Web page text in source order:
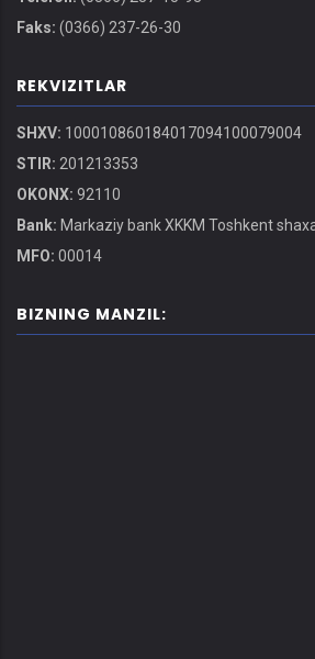
Faks: (0366) 237-26-30
REKVIZITLAR
SHXV: 100010860184017094100079004
STIR: 201213353
OKONX: 92110
Bank: Markaziy bank XKKM Toshkent
MFO: 00014
BIZNING MANZIL: